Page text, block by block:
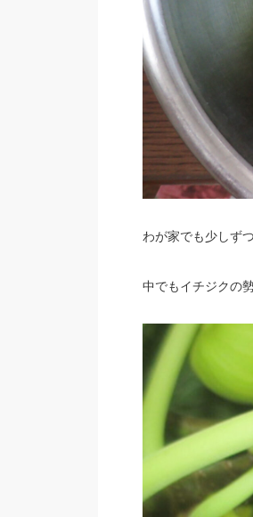
わが家でも少しず
中でもイチジクの